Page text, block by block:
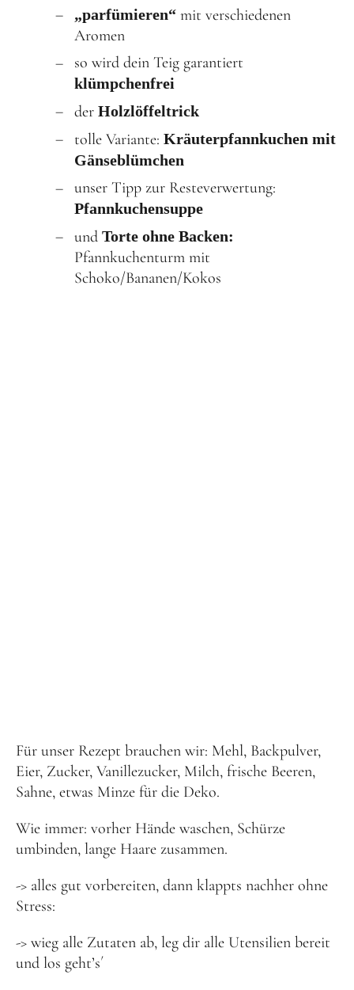
Groß & Klein-Kochworkshop
Kindergeburtstag im KiKoMo
Mitmachen
Spenden
Schenk ein Lächeln, statt ein Geschenk!
Kontakt
Linktree
Newsletter
„parfümieren“ mit verschiedenen
Aromen
so wird dein Teig garantiert
klümpchenfrei
der Holzlöffeltrick
tolle Variante: Kräuterpfannkuchen mit
Gänseblümchen
unser Tipp zur Resteverwertung:
Pfannkuchensuppe
und Torte ohne Backen:
Pfannkuchenturm mit
Schoko/Bananen/Kokos
Für unser Rezept brauchen wir: Mehl, Backpulver,
Eier, Zucker, Vanillezucker, Milch, frische Beeren,
Sahne, etwas Minze für die Deko.
Wie immer: vorher Hände waschen, Schürze
umbinden, lange Haare zusammen.
-> alles gut vorbereiten, dann klappts nachher ohne
Stress:
-> wieg alle Zutaten ab, leg dir alle Utensilien bereit
und los geht’s´